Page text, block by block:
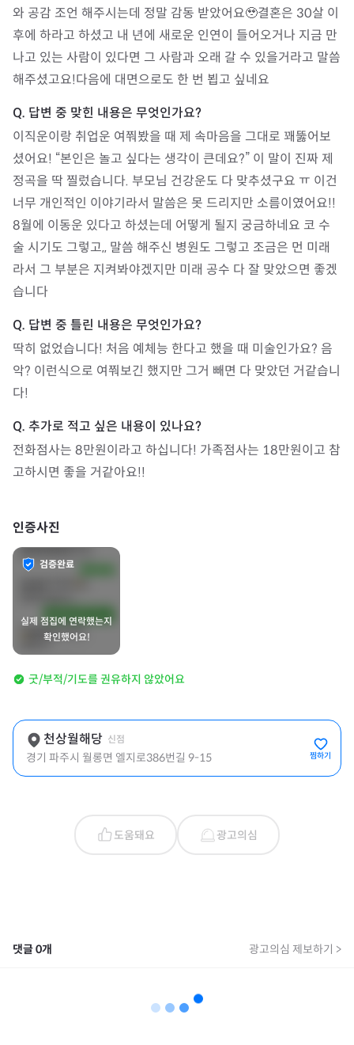
와 공감 조언 해주시는데 정말 감동 받았어요🥹결혼은 30살 이
후에 하라고 하셨고 내 년에 새로운 인연이 들어오거나 지금 만
나고 있는 사람이 있다면 그 사람과 오래 갈 수 있을거라고 말씀
해주셨고요!다음에 대면으로도 한 번 뵙고 싶네요
이직운이랑 취업운 여쭤봤을 때 제 속마음을 그대로 꽤뚫어보
셨어요! “본인은 놀고 싶다는 생각이 큰데요?” 이 말이 진짜 제
정곡을 딱 찔렀습니다. 부모님 건강운도 다 맞추셨구요 ㅠ 이건
너무 개인적인 이야기라서 말씀은 못 드리지만 소름이였어요!!
8월에 이동운 있다고 하셨는데 어떻게 될지 궁금하네요 코 수
술 시기도 그렇고,, 말씀 해주신 병원도 그렇고 조금은 먼 미래
라서 그 부분은 지켜봐야겠지만 미래 공수 다 잘 맞았으면 좋겠
습니다
딱히 없었습니다! 처음 예체능 한다고 했을 때 미술인가요? 음
악? 이런식으로 여쭤보긴 했지만 그거 빼면 다 맞았던 거같습니
다!
전화점사는 8만원이라고 하십니다! 가족점사는 18만원이고 참
고하시면 좋을 거같아요!!
인증사진
검증완료
실제 점집에 연락했는지
확인했어요!
굿/부적/기도를 권유하지 않았어요
천상월해당 신점
경기 파주시 월롱면 엘지로386번길 9-15 찜하기
도움돼요 광고의심
댓글0개 광고의심 제보하기 >